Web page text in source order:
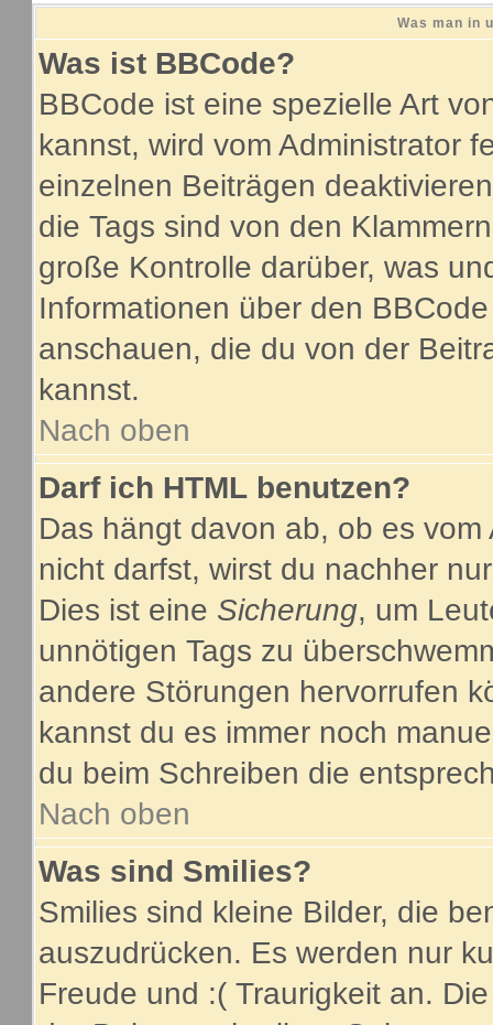
Was man in
Was ist BBCode?
BBCode ist eine spezielle Art
kannst, wird vom Administrator
einzelnen Beiträgen
die Tags sind von den
große Kontrolle darüber, was
Informationen über den
anschauen, die du von der
kannst.
Nach oben
Darf ich HTML benutzen?
Das hängt davon ab, ob es
nicht darfst, wirst du nachher
Dies ist eine Sicherung, um
unnötigen Tags zu
andere Störungen hervorrufen
kannst du es immer noch
du beim Schreiben die
Nach oben
Was sind Smilies?
Smilies sind kleine Bilder, die
auszudrücken. Es werden nur
Freude und :( Traurigkeit an.